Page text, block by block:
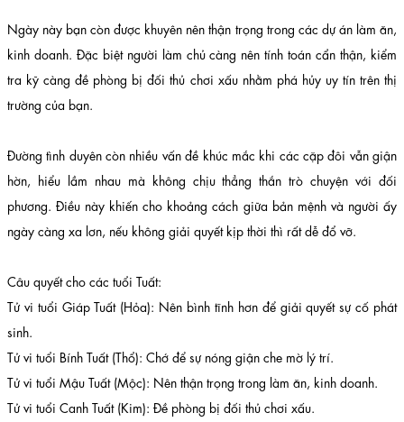
Ngày này bạn còn được khuyên nên thận trọng trong các dự án làm ăn,
kinh doanh. Đặc biệt người làm chủ càng nên tính toán cẩn thận, kiểm
tra kỹ càng đề phòng bị đối thủ chơi xấu nhằm phá hủy uy tín trên thị
trường của bạn.
Đường tình duyên còn nhiều vấn đề khúc mắc khi các cặp đôi vẫn giận
hờn, hiểu lầm nhau mà không chịu thẳng thắn trò chuyện với đối
phương. Điều này khiến cho khoảng cách giữa bản mệnh và người ấy
ngày càng xa lơn, nếu không giải quyết kịp thời thì rất dễ đổ vỡ.
Câu quyết cho các tuổi Tuất:
Tử vi tuổi Giáp Tuất (Hỏa): Nên bình tĩnh hơn để giải quyết sự cố phát
sinh.
Tử vi tuổi Bính Tuất (Thổ): Chớ để sự nóng giận che mờ lý trí.
Tử vi tuổi Mậu Tuất (Mộc): Nên thận trọng trong làm ăn, kinh doanh.
Tử vi tuổi Canh Tuất (Kim): Đề phòng bị đối thủ chơi xấu.